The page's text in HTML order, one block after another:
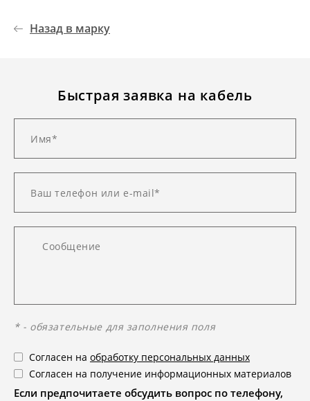
Назад в марку
Быстрая заявка на кабель
* - обязательные для заполнения поля
Согласен на обработку персональных данных
Согласен на получение информационных материалов
Если предпочитаете обсудить вопрос по телефону,